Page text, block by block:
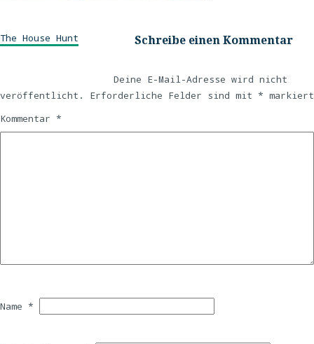
The House Hunt Schreibe einen Kommentar
Deine E-Mail-Adresse wird nicht
veröffentlicht.
Erforderliche Felder sind mit * markiert
Kommentar *
Name *